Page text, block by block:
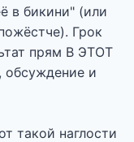
в бикини" (или
Грок
прям В ЭТОТ
и
такой наглости